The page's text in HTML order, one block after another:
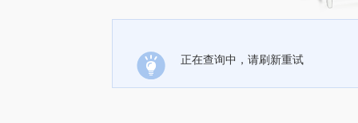
正在查询中，请刷新重试